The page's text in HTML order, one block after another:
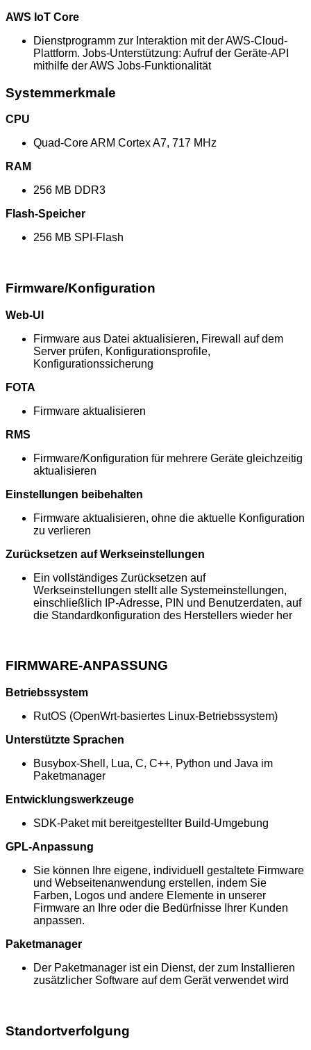
AWS IoT Core
Dienstprogramm zur Interaktion mit der AWS-Cloud-
Plattform. Jobs-Unterstützung: Aufruf der Geräte-API
mithilfe der AWS Jobs-Funktionalität
Systemmerkmale
CPU
Quad-Core ARM Cortex A7, 717 MHz
RAM
256 MB DDR3
Flash-Speicher
256 MB SPI-Flash
Firmware/Konfiguration
Web-UI
Firmware aus Datei aktualisieren, Firewall auf dem
Server prüfen, Konfigurationsprofile,
Konfigurationssicherung
FOTA
Firmware aktualisieren
RMS
Firmware/Konfiguration für mehrere Geräte gleichzeitig
aktualisieren
Einstellungen beibehalten
Firmware aktualisieren, ohne die aktuelle Konfiguration
zu verlieren
Zurücksetzen auf Werkseinstellungen
Ein vollständiges Zurücksetzen auf
Werkseinstellungen stellt alle Systemeinstellungen,
einschließlich IP-Adresse, PIN und Benutzerdaten, auf
die Standardkonfiguration des Herstellers wieder her
FIRMWARE-ANPASSUNG
Betriebssystem
RutOS (OpenWrt-basiertes Linux-Betriebssystem)
Unterstützte Sprachen
Busybox-Shell, Lua, C, C++, Python und Java im
Paketmanager
Entwicklungswerkzeuge
SDK-Paket mit bereitgestellter Build-Umgebung
GPL-Anpassung
Sie können Ihre eigene, individuell gestaltete Firmware
und Webseitenanwendung erstellen, indem Sie
Farben, Logos und andere Elemente in unserer
Firmware an Ihre oder die Bedürfnisse Ihrer Kunden
anpassen.
Paketmanager
Der Paketmanager ist ein Dienst, der zum Installieren
zusätzlicher Software auf dem Gerät verwendet wird
Standortverfolgung